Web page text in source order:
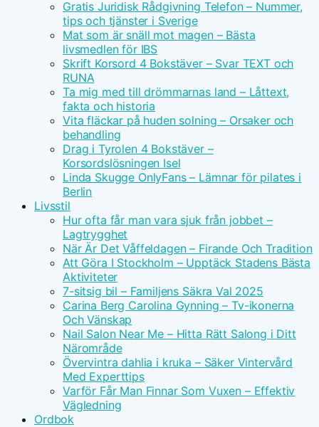
Gratis Juridisk Rådgivning Telefon – Nummer,
tips och tjänster i Sverige
Mat som är snäll mot magen – Bästa
livsmedlen för IBS
Skrift Korsord 4 Bokstäver – Svar TEXT och
RUNA
Ta mig med till drömmarnas land – Låttext,
fakta och historia
Vita fläckar på huden solning – Orsaker och
behandling
Drag i Tyrolen 4 Bokstäver –
Korsordslösningen Isel
Linda Skugge OnlyFans – Lämnar för pilates i
Berlin
Livsstil
Hur ofta får man vara sjuk från jobbet –
Lagtrygghet
När Är Det Våffeldagen – Firande Och Tradition
Att Göra I Stockholm – Upptäck Stadens Bästa
Aktiviteter
7-sitsig bil – Familjens Säkra Val 2025
Carina Berg Carolina Gynning – Tv-ikonerna
Och Vänskap
Nail Salon Near Me – Hitta Rätt Salong i Ditt
Närområde
Övervintra dahlia i kruka – Säker Vintervård
Med Experttips
Varför Får Man Finnar Som Vuxen – Effektiv
Vägledning
Ordbok